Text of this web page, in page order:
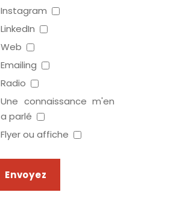
Instagram
LinkedIn
Web
Emailing
Radio
Une connaissance m'en
a parlé
Flyer ou affiche